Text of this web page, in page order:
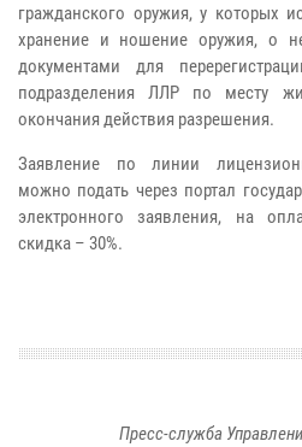
гражданского оружия, у которых
хранение и ношение оружия, о
документами для
подразделения ЛЛР по месту
окончания действия разрешения.
Заявление по линии
можно подать через портал
электронного заявления, на
скидка – 30%.
Пресс-служба